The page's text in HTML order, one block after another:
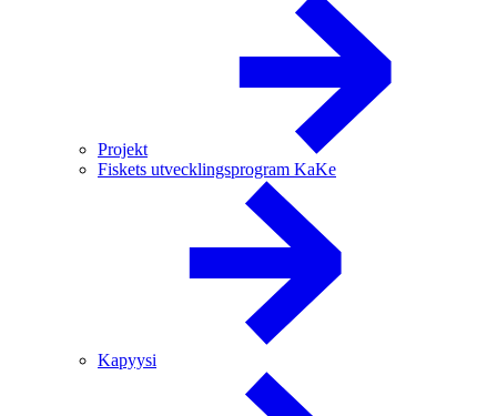
Projekt
Fiskets utvecklingsprogram KaKe
Kapyysi